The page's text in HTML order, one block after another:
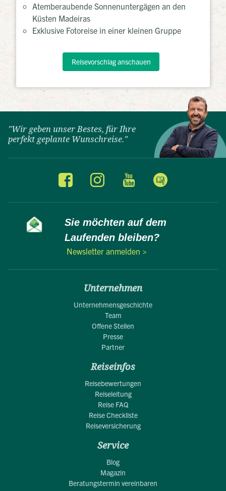
Atemberaubende Sonnenuntergägen an den
Küsten Madeiras
Exklusive Fotoreise in einer kleinen Gruppe
Reisevorschlag anschauen
"Wir geben unser Bestes, für Ihre
perfekt geplante Wunschreise."
Sie möchten auf dem
Laufenden bleiben?
Newsletter anmelden >
Unternehmen
Unternehmensgeschichte
Team
Offene Stellen
Presse
Partner
Reiseinfos
Reisebewertungen
Reiseleitung
Reise FAQ
Reise Checkliste
Reiseversicherung
Service
Blog
Magazin
Beratungstermin vereinbaren